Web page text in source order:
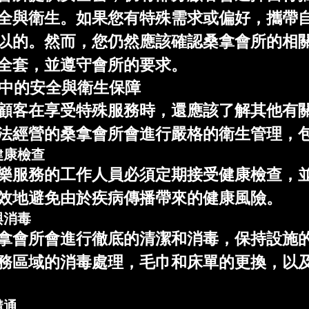
與衛生。如果您有特殊需求或偏好，攜帶
的。然而，您仍然應該確認桑拿會所的相
套，並遵守會所的要求。
的安全與衛生保障
客在享受特殊服務時，還應該了解其他有
經營的桑拿會所會進行嚴格的衛生管理，
檢查
服務的工作人員必須定期接受健康檢查，
地避免由於疾病傳播帶來的健康風險。
消毒
會所會進行徹底的清潔和消毒，保持設施
區域的消毒處理，毛巾和床單的更換，以